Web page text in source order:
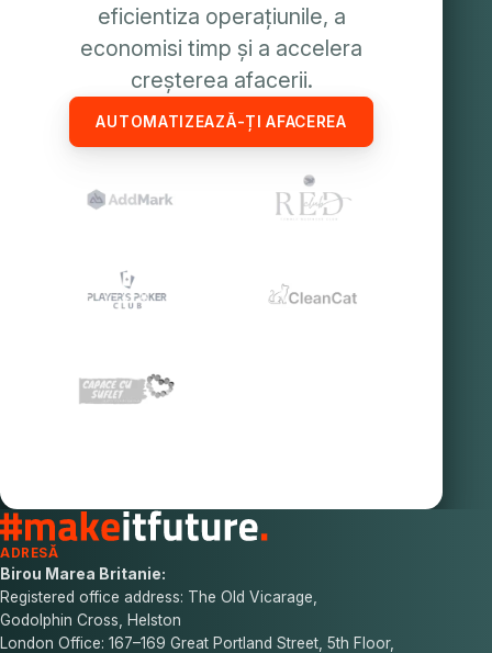
eficientiza operațiunile, a
economisi timp și a accelera
creșterea afacerii.
AUTOMATIZEAZĂ-ȚI AFACEREA
ADRESĂ
Birou Marea Britanie:
Registered office address: The Old Vicarage,
Godolphin Cross, Helston
London Office: 167–169 Great Portland Street, 5th Floor,